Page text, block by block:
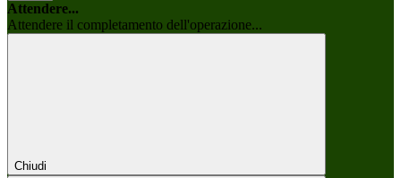
Attendere...
Attendere il completamento dell'operazione...
Chiudi